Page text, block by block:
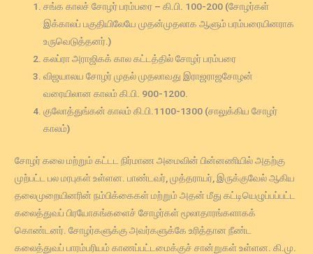
சங்க காலச் சோழர் பரம்பரை – கி.பி. 100-200 (சோழர்கள்
இக்காலப் பகுதியிலேயே முதன்முதலாக ஆளும் பரம்பரையினராக
உருவெடுத்தனர்.)
கலப்ரா அராஜிகக் கால கட்டத்தில் சோழர் பரம்பரை
விஜயாலய சோழர் முதல் முதலாவது இராஜராஜசோழன்
வரையிலான காலம் கி.பி. 900-1200.
குலோத்துங்கன் காலம் கி.பி.1100-1300 (சாலுக்கிய சோழர்
காலம்)
சோழர் கலை மற்றும் கட்டட நிர்மாண அமைவின் பின்னணியில் அதற்கு
முற்பட்ட பல மரபுகள் உள்ளன. பாண்டவர், முத்தராயர், இருக்குவேல் ஆகிய
தலைமுறையினரின் நம்பிக்கைகள் மற்றும் அதன் மீது கட்டியெழுப்பப்பட்ட
கலைத்துவப் பிரயோகங்களைச் சோழர்கள் மூலாதாரங்களாகக்
கொண்டனர். சோழர்களுக்கு அவர்களுக்கே உரித்தான நீண்ட
கலைத்துவப் பாரம்பரியம் காணப்பட்டமைக்குச் சான்றுகள் உள்ளன. கி.மு.